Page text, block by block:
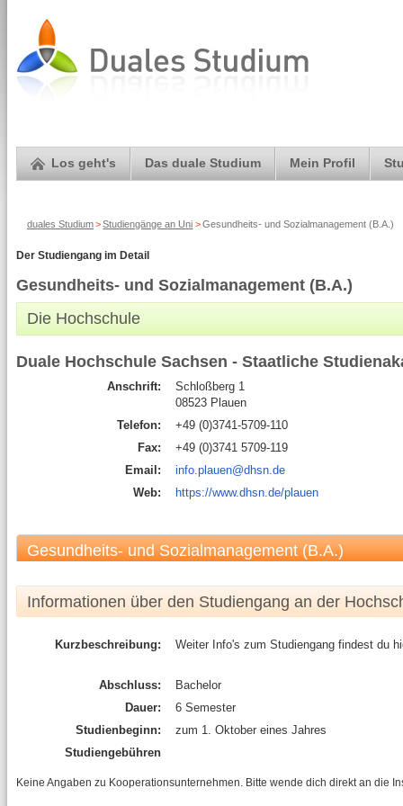
Los geht's Das duale Studium Mein Profil
duales Studium> Studiengänge an Uni >Gesundheits- und Sozialmanagement (B.A.)
Der Studiengang im Detail
Gesundheits- und Sozialmanagement (B.A.)
Die Hochschule
Duale Hochschule Sachsen - Staatliche
Anschrift:
Schloßberg 1
08523 Plauen
Telefon:
+49 (0)3741-5709-110
Fax:
+49 (0)3741 5709-119
Email:
info.plauen@dhsn.de
Web:
https://www.dhsn.de/plauen
Gesundheits- und Sozialmanagement (B.A.)
Informationen über den Studiengang an der
Kurzbeschreibung: Weiter Info's zum Studiengang findest du
Abschluss:
Bachelor
Dauer:
6 Semester
Studienbeginn:
zum 1. Oktober eines Jahres
Studiengebühren
Keine Angaben zu Kooperationsunternehmen. Bitte wende dich direkt an die